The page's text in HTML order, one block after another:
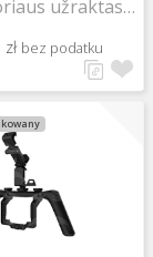
užraktas /
bez podatku